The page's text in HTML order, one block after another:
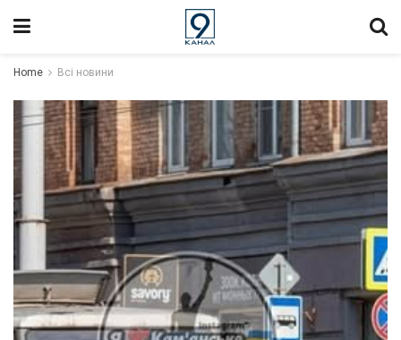
Home Всі новини